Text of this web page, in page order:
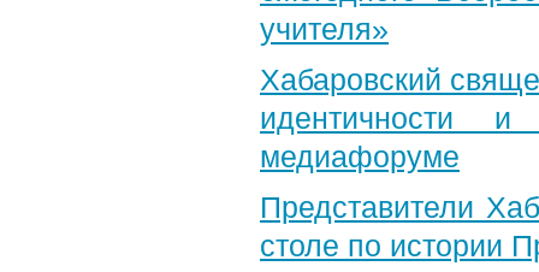
учителя»
Хабаровский
идентичности
медиафоруме
Представители
столе по истории